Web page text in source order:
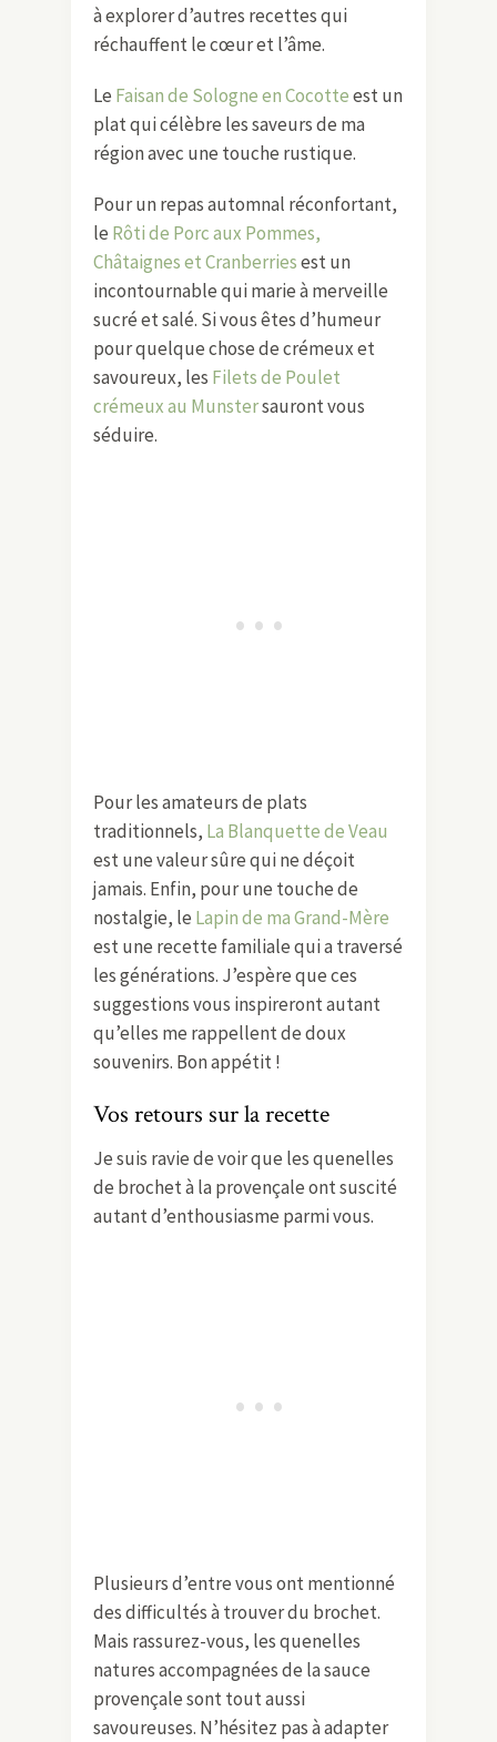
à explorer d’autres recettes qui
réchauffent le cœur et l’âme.
Le Faisan de Sologne en Cocotteest un
plat qui célèbre les saveurs de ma
région avec une touche rustique.
Pour un repas automnal réconfortant,
le Rôti de Porc aux Pommes,
Châtaignes et Cranberriesest un
incontournable qui marie à merveille
sucré et salé. Si vous êtes d’humeur
pour quelque chose de crémeux et
savoureux, les Filets de Poulet
crémeux au Munstersauront vous
séduire.
Pour les amateurs de plats
traditionnels, La Blanquette de Veau
est une valeur sûre qui ne déçoit
jamais. Enfin, pour une touche de
nostalgie, le Lapin de ma Grand-Mère
est une recette familiale qui a traversé
les générations. J’espère que ces
suggestions vous inspireront autant
qu’elles me rappellent de doux
souvenirs. Bon appétit !
Vos retours sur la recette
Je suis ravie de voir que les quenelles
de brochet à la provençale ont suscité
autant d’enthousiasme parmi vous.
Plusieurs d’entre vous ont mentionné
des difficultés à trouver du brochet.
Mais rassurez-vous, les quenelles
natures accompagnées de la sauce
provençale sont tout aussi
savoureuses. N’hésitez pas à adapter